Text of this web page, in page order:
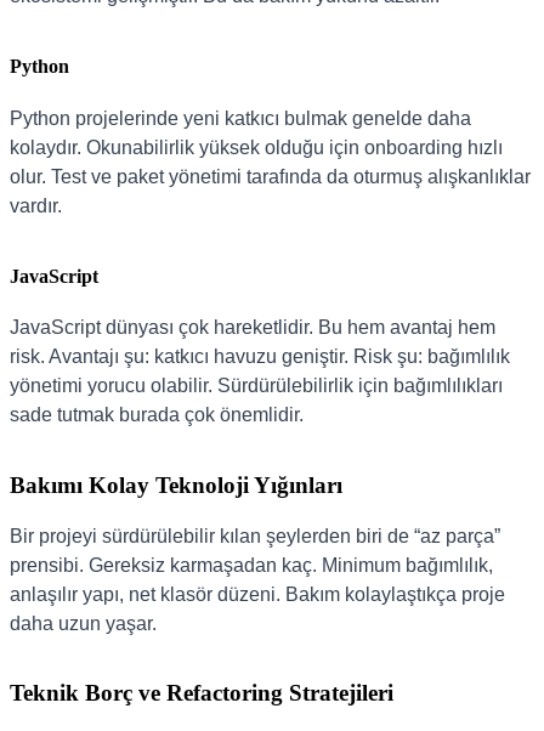
Python
Python projelerinde yeni katkıcı bulmak genelde daha
kolaydır. Okunabilirlik yüksek olduğu için onboarding hızlı
olur. Test ve paket yönetimi tarafında da oturmuş alışkanlıklar
vardır.
JavaScript
JavaScript dünyası çok hareketlidir. Bu hem avantaj hem
risk. Avantajı şu: katkıcı havuzu geniştir. Risk şu: bağımlılık
yönetimi yorucu olabilir. Sürdürülebilirlik için bağımlılıkları
sade tutmak burada çok önemlidir.
Bakımı Kolay Teknoloji Yığınları
Bir projeyi sürdürülebilir kılan şeylerden biri de “az parça”
prensibi. Gereksiz karmaşadan kaç. Minimum bağımlılık,
anlaşılır yapı, net klasör düzeni. Bakım kolaylaştıkça proje
daha uzun yaşar.
Teknik Borç ve Refactoring Stratejileri